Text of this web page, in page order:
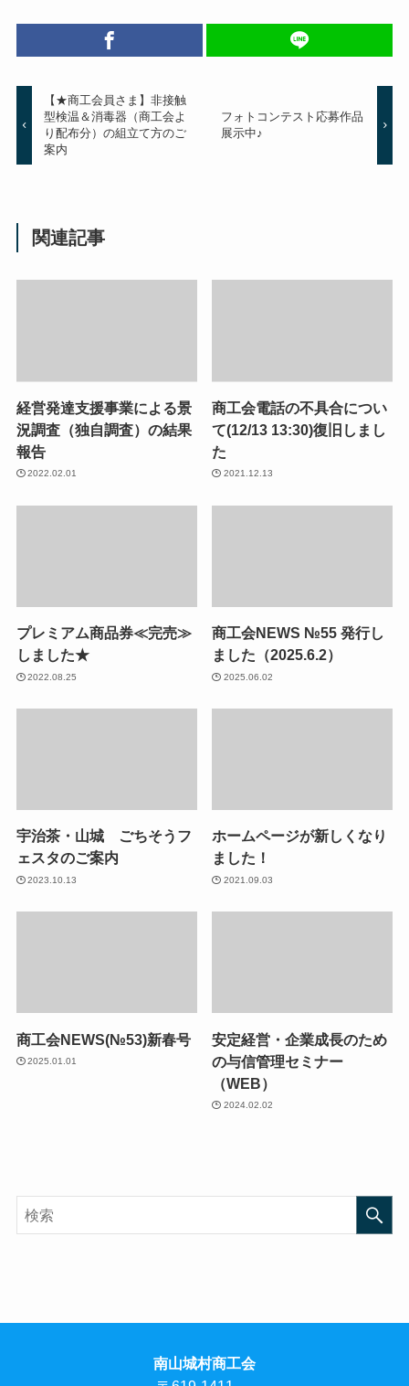
【★商工会員さま】非接触
型検温＆消毒器（商工会よ
り配布分）の組立て方のご
案内
フォトコンテスト応募作品
展示中♪
関連記事
経営発達支援事業による景
況調査（独自調査）の結果
報告
2022.02.01
商工会電話の不具合につい
て(12/13 13:30)復旧しまし
た
2021.12.13
プレミアム商品券≪完売≫
しました★
2022.08.25
商工会NEWS №55 発行し
ました（2025.6.2）
2025.06.02
宇治茶・山城 ごちそうフ
ェスタのご案内
2023.10.13
ホームページが新しくなり
ました！
2021.09.03
商工会NEWS(№53)新春号
2025.01.01
安定経営・企業成長のため
の与信管理セミナー
（WEB）
2024.02.02
南山城村商工会